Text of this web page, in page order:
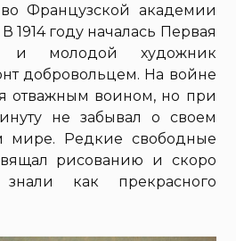
Французской академии
1914 году началась Первая
и молодой художник
добровольцем. На войне
отважным воином, но при
не забывал о своем
мире. Редкие свободные
рисованию и скоро
как прекрасного